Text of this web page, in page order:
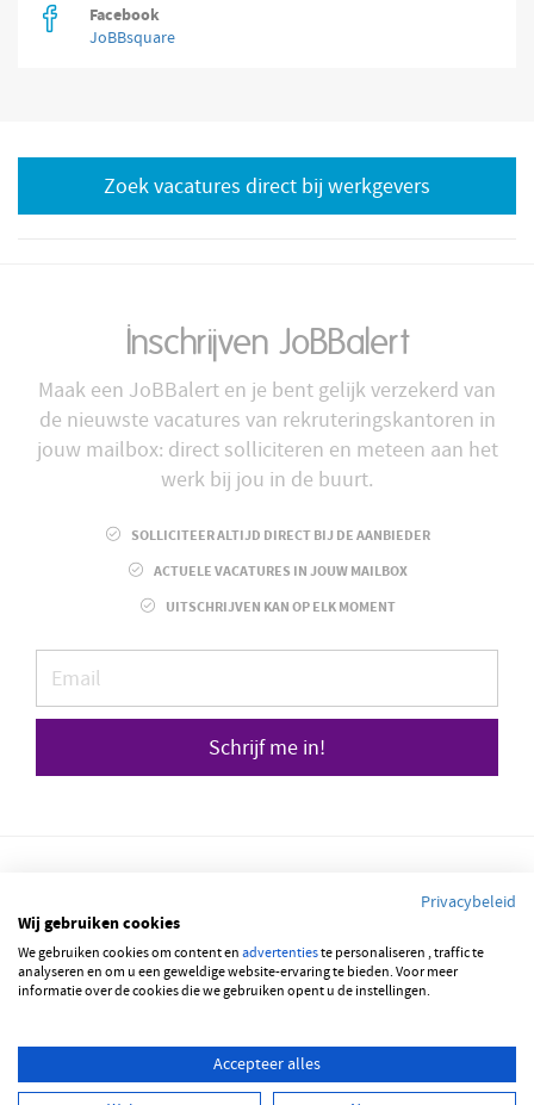
Facebook
JoBBsquare
Zoek vacatures direct bij werkgevers
Inschrijven JoBBalert
Maak een JoBBalert en je bent gelijk verzekerd van
de nieuwste vacatures van rekruteringskantoren in
jouw mailbox: direct solliciteren en meteen aan het
werk bij jou in de buurt.
SOLLICITEER ALTIJD DIRECT BIJ DE AANBIEDER
ACTUELE VACATURES IN JOUW MAILBOX
UITSCHRIJVEN KAN OP ELK MOMENT
Schrijf me in!
© 2026 JOBBSQUARE
NEDERLANDS FRANÇAIS
Privacybeleid
Wij gebruiken cookies
We gebruiken cookies om content en advertentieste personaliseren , traffic te
analyseren en om u een geweldige website-ervaring te bieden. Voor meer
informatie over de cookies die we gebruiken opent u de instellingen.
Accepteer alles